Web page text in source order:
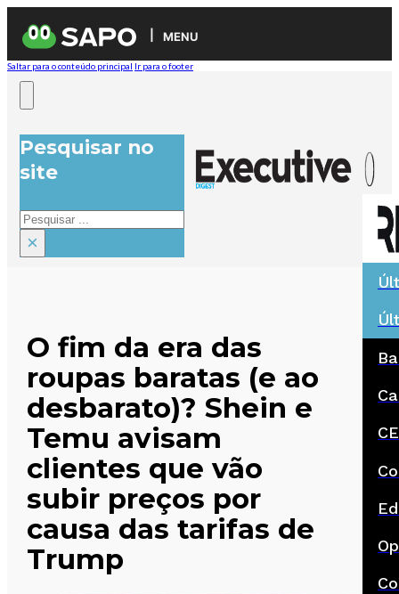
MENU
Saltar para o conteúdo principal Ir para o footer
Pesquisar no
site
Pesquisar
×
O fim da era das
roupas baratas (e ao
desbarato)? Shein e
Temu avisam
clientes que vão
subir preços por
causa das tarifas de
Trump